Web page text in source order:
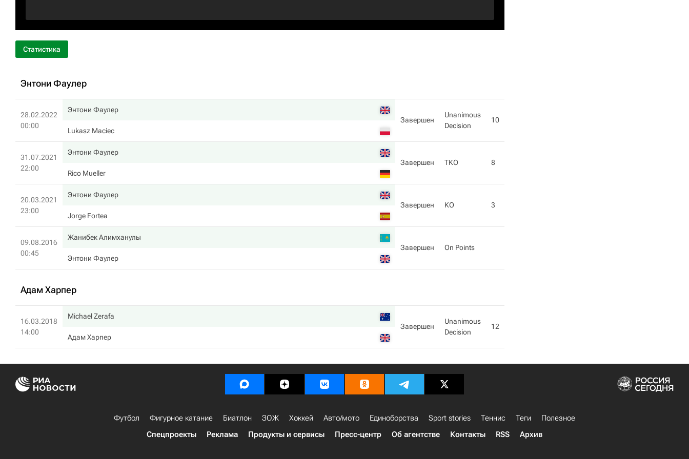
Статистика
Энтони Фаулер
28.02.2022
00:00
Энтони Фаулер
Завершен
Unanimous
Decision
10
Lukasz Maciec
31.07.2021
22:00
Энтони Фаулер
Завершен
TKO
8
Rico Mueller
20.03.2021
23:00
Энтони Фаулер
Завершен
KO
3
Jorge Fortea
09.08.2016
00:45
Жанибек Алимханулы
Завершен
On Points
Энтони Фаулер
Адам Харпер
16.03.2018
14:00
Michael Zerafa
Завершен
Unanimous
Decision
12
Адам Харпер
Футбол Фигурное катание Биатлон ЗОЖ Хоккей Авто/мото Единоборства Sport stories Теннис Теги
Полезное
Спецпроекты
Реклама Продукты и сервисы Пресс-центр Об агентстве Контакты RSS Архив